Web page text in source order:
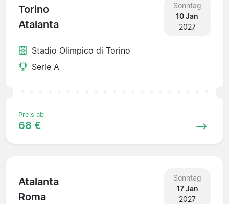
Torino
Atalanta
Sonntag
10 Jan
2027
Stadio Olimpico di Torino
Serie A
Preis ab
68 €
Atalanta
Roma
Sonntag
17 Jan
2027